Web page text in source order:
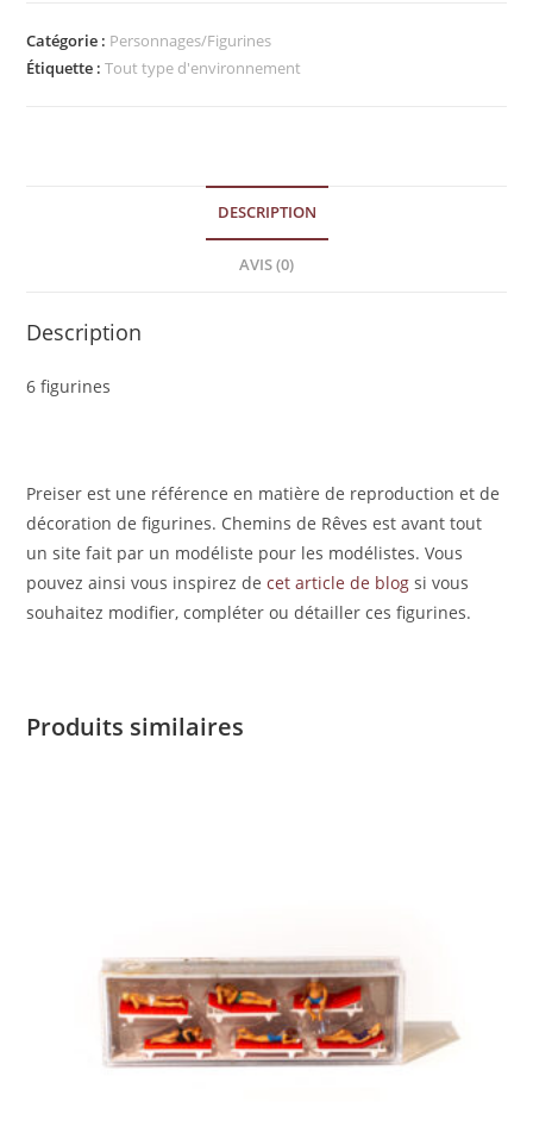
Catégorie : Personnages/Figurines
Étiquette :Tout type d'environnement
DESCRIPTION
AVIS (0)
Description
6 figurines
Preiser est une référence en matière de reproduction et de
décoration de figurines. Chemins de Rêves est avant tout
un site fait par un modéliste pour les modélistes. Vous
pouvez ainsi vous inspirez decet article de blogsi vous
souhaitez modifier, compléter ou détailler ces figurines.
Produits similaires